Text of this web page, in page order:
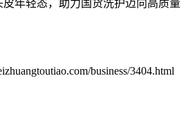
年轻态，助力国货洗护迈向高质量
business/3404.html